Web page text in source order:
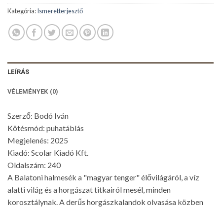
Kategória:Ismeretterjesztő
LEÍRÁS
VÉLEMÉNYEK (0)
Szerző: Bodó Iván
Kötésmód: puhatáblás
Megjelenés: 2025
Kiadó: Scolar Kiadó Kft.
Oldalszám: 240
A Balatoni halmesék a "magyar tenger" élővilágáról, a víz
alatti világ és a horgászat titkairól mesél, minden
korosztálynak. A derűs horgászkalandok olvasása közben